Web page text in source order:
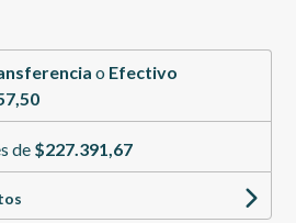
o Efectivo
de $227.391,67